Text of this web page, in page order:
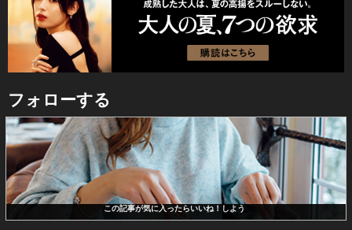
フォローする
この記事が気に入ったらいいね！しよう